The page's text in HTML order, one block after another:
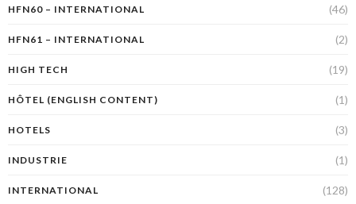
HFN60 – INTERNATIONAL (46)
HFN61 – INTERNATIONAL (2)
HIGH TECH (19)
HÔTEL (ENGLISH CONTENT) (1)
HOTELS (3)
INDUSTRIE (1)
INTERNATIONAL (128)